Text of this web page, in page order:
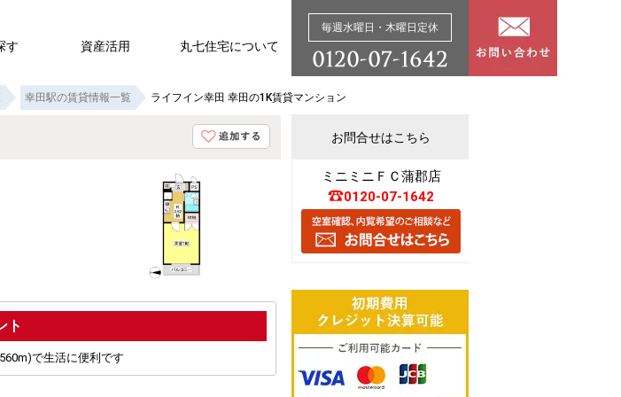
す 資産活用 丸七住宅について
毎週水曜日・木曜日定休
幸田駅の賃貸情報一覧 ライフイン幸田 幸田の1K賃貸マンション
ト
で生活に便利です
お問合せはこちら
ミニミニＦＣ蒲郡店
0120-07-1642